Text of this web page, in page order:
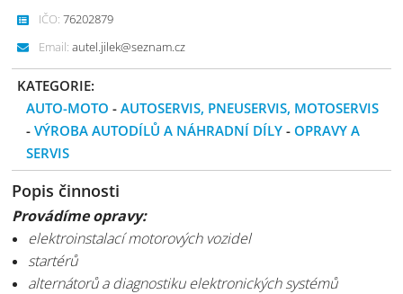
IČO: 76202879
Email: autel.jilek@seznam.cz
KATEGORIE:
AUTO-MOTO -AUTOSERVIS, PNEUSERVIS, MOTOSERVIS
-VÝROBA AUTODÍLŮ A NÁHRADNÍ DÍLY - OPRAVY A
SERVIS
Popis činnosti
Provádíme opravy:
elektroinstalací motorových vozidel
startérů
alternátorů a diagnostiku elektronickýchsystémů